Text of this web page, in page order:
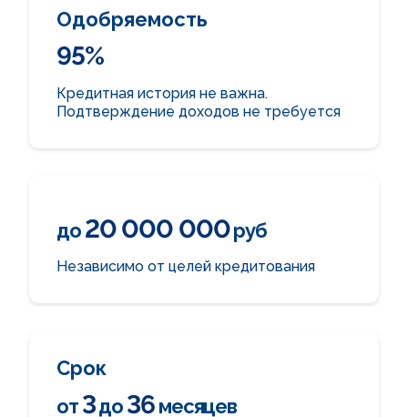
Одобряемость
95%
Кредитная история не важна.
Подтверждение доходов не требуется
до20 000 000руб
Независимо от целей кредитования
Срок
от3до36месяцев